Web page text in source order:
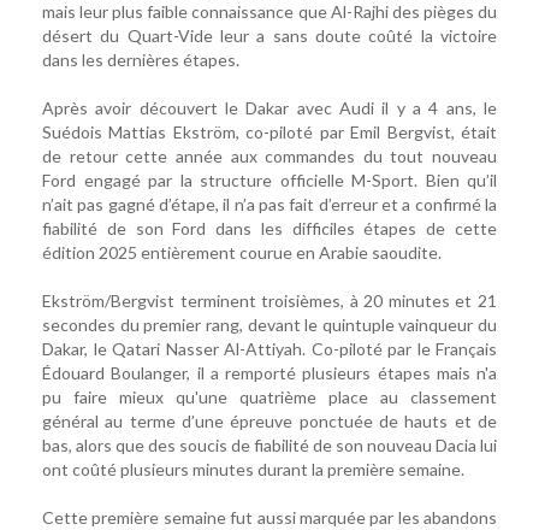
mais leur plus faible connaissance que Al-Rajhi des pièges du
désert du Quart-Vide leur a sans doute coûté la victoire
dans les dernières étapes.
Après avoir découvert le Dakar avec Audi il y a 4 ans, le
Suédois Mattias Ekström, co-piloté par Emil Bergvist, était
de retour cette année aux commandes du tout nouveau
Ford engagé par la structure officielle M-Sport. Bien qu’il
n’ait pas gagné d’étape, il n’a pas fait d’erreur et a confirmé la
fiabilité de son Ford dans les difficiles étapes de cette
édition 2025 entièrement courue en Arabie saoudite.
Ekström/Bergvist terminent troisièmes, à 20 minutes et 21
secondes du premier rang, devant le quintuple vainqueur du
Dakar, le Qatari Nasser Al-Attiyah. Co-piloté par le Français
Édouard Boulanger, il a remporté plusieurs étapes mais n'a
pu faire mieux qu'une quatrième place au classement
général au terme d’une épreuve ponctuée de hauts et de
bas, alors que des soucis de fiabilité de son nouveau Dacia lui
ont coûté plusieurs minutes durant la première semaine.
Cette première semaine fut aussi marquée par les abandons